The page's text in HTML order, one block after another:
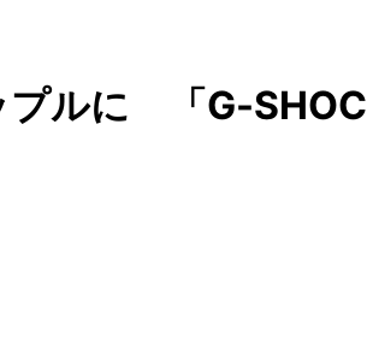
プルに 「G-SHOC